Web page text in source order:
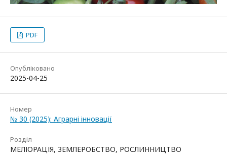
PDF
Опубліковано
2025-04-25
Номер
№ 30 (2025): Аграрні інновації
Розділ
МЕЛІОРАЦІЯ, ЗЕМЛЕРОБСТВО, РОСЛИННИЦТВО